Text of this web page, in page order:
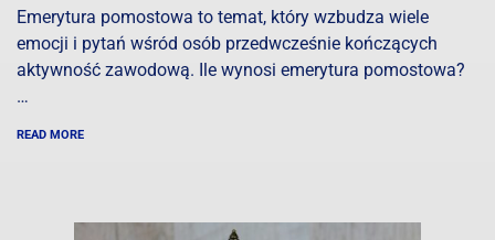
Emerytura pomostowa to temat, który wzbudza wiele
emocji i pytań wśród osób przedwcześnie kończących
aktywność zawodową. Ile wynosi emerytura pomostowa?
…
READ MORE